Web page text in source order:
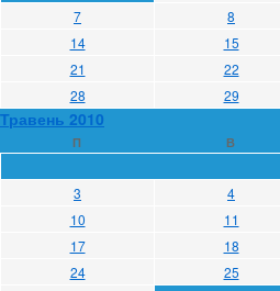
7
8
14
15
21
22
28
29
Травень 2010
П В
3 4
10
11
17
18
24
25